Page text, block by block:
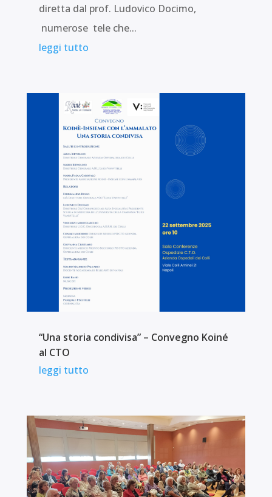
diretta dal prof. Ludovico Docimo,
numerose tele che...
leggi tutto
“Una storia condivisa” – Convegno Koiné
al CTO
leggi tutto